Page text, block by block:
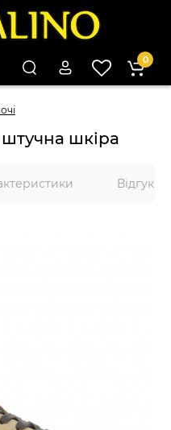
0
штучна шкіра
Відгуки